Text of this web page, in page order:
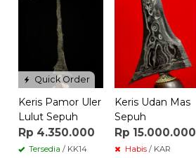
Quick Order
Keris Pamor Uler
Lulut Sepuh
Rp 4.350.000
Tersedia / KK14
Keris Udan Mas
Sepuh
Rp 15.000.000
Habis / KAR